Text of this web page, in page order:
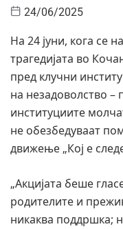
24/06/2025
На 24 јуни, кога се
трагедијата во
пред клучни
на незадоволство –
институциите
не обезбедуваат
движење „Кој е
„Акцијата беше
родителите и
никаква поддршка;